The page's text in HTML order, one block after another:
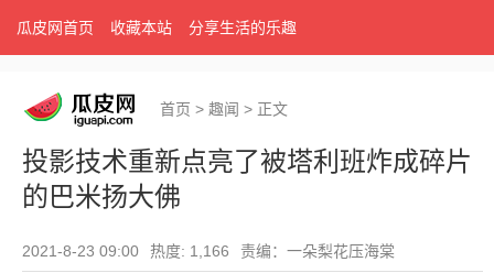
瓜皮网首页 收藏本站 分享生活的乐趣
首页 > 趣闻 > 正文
投影技术重新点亮了被塔利班炸成碎片
的巴米扬大佛
2021-8-23 09:00 热度: 1,166 责编：一朵梨花压海棠